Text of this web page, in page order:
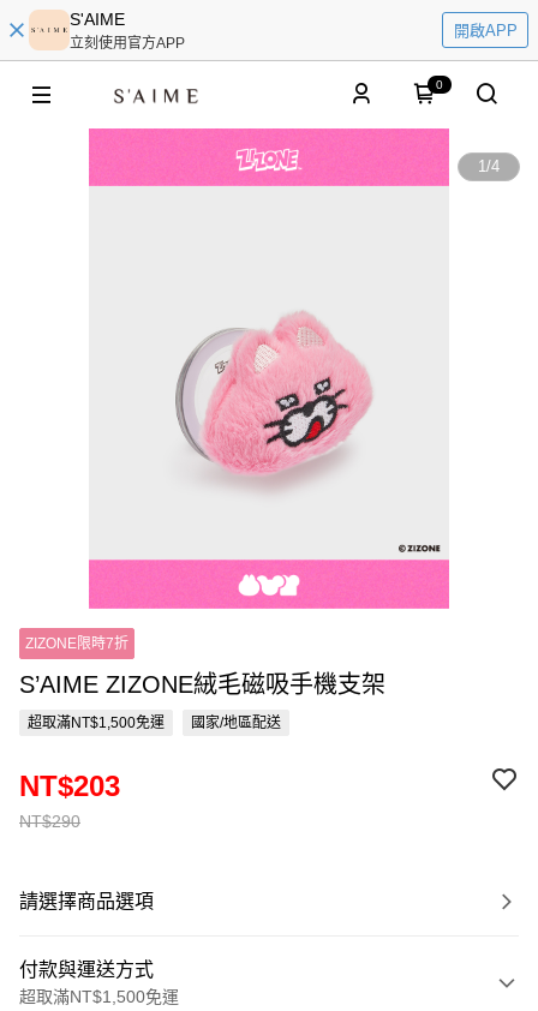
S'AIME
立刻使用官方APP
開啟APP
0
1/4
ZIZONE限時7折
S’AIME ZIZONE絨毛磁吸手機支架
超取滿NT$1,500免運 國家/地區配送
NT$290
NT$203
請選擇商品選項
付款與運送方式
超取滿NT$1,500免運